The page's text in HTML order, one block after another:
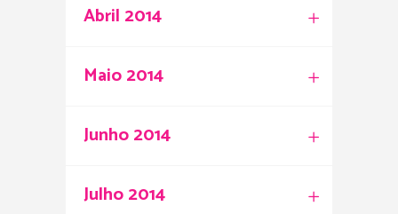
Abril 2014
Maio 2014
Junho 2014
Julho 2014